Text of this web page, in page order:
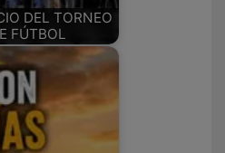
DEL TORNEO
FÚTBOL